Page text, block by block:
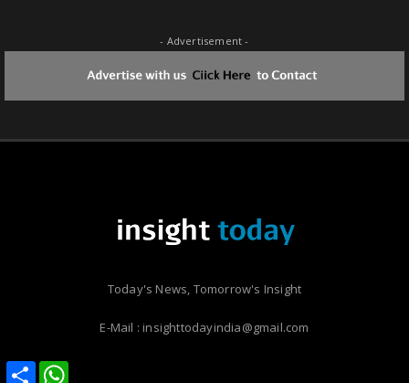
Share
Share
- Advertisement -
Today's News, Tomorrow's Insight
E-Mail : insighttodayindia@gmail.com